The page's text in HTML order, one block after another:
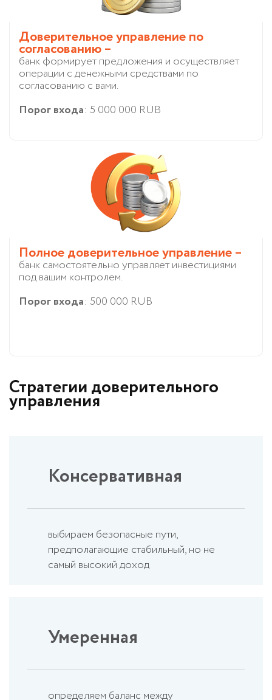
Доверительное управление по
согласованию –
банк формирует предложения и осуществляет
операции с денежными средствами по
согласованию с вами.
Порог входа: 5 000 000 RUB
Полное доверительное управление –
банк самостоятельно управляет инвестициями
под вашим контролем.
Порог входа: 500 000 RUB
Стратегии доверительного
управления
Консервативная
выбираем безопасные пути,
предполагающие стабильный, но не
самый высокий доход
Умеренная
определяем баланс между